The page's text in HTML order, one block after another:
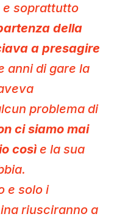
soprattutto
della
a presagire
anni di gare la
problema di
ci siamo mai
così e la sua
e solo i
riusciranno a